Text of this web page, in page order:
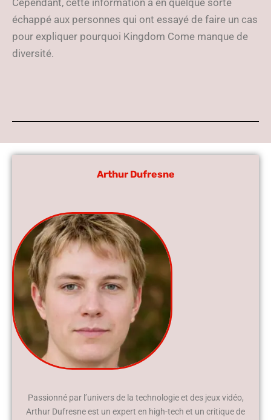
Cependant, cette information a en quelque sorte
échappé aux personnes qui ont essayé de faire un cas
pour expliquer pourquoi Kingdom Come manque de
diversité.
Arthur Dufresne
Passionné par l’univers de la technologie et des jeux vidéo,
Arthur Dufresne est un expert en high-tech et un critique de